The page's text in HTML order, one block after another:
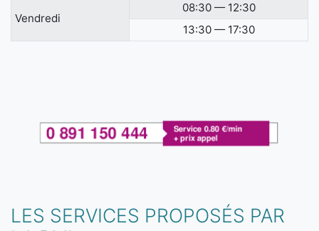
Vendredi
08:30 — 12:30
13:30 — 17:30
LES SERVICES PROPOSÉS PAR